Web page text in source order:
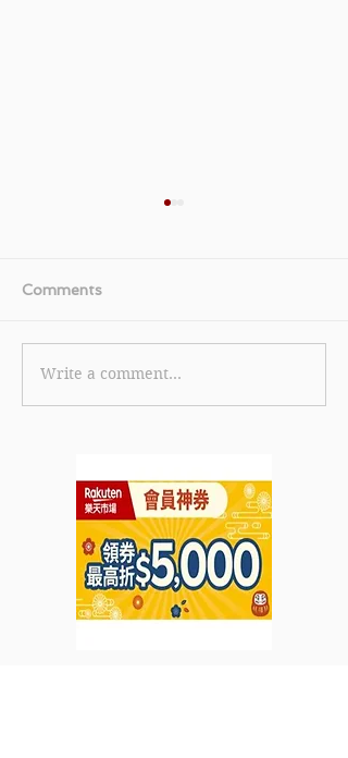
【永安旅遊 優惠】預訂澳
門來回船飛即減HK$30
訂酒店即享95折扣(不包括
稅)最高減HK$200 (優惠
到2024年3月31日)
Comments
Write a comment...